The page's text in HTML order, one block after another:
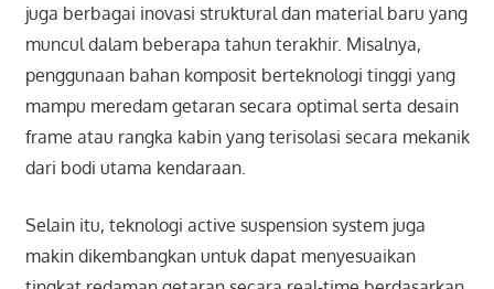
juga berbagai inovasi struktural dan material baru yang
muncul dalam beberapa tahun terakhir. Misalnya,
penggunaan bahan komposit berteknologi tinggi yang
mampu meredam getaran secara optimal serta desain
frame atau rangka kabin yang terisolasi secara mekanik
dari bodi utama kendaraan.
Selain itu, teknologi active suspension system juga
makin dikembangkan untuk dapat menyesuaikan